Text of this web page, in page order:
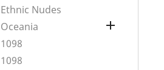
Ethnic Nudes
Oceania

1098
1098